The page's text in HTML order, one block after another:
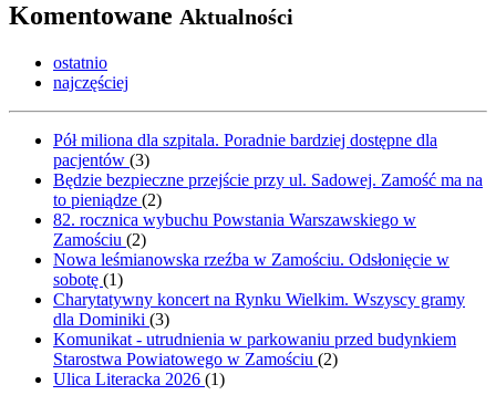
Komentowane Aktualności
ostatnio
najczęściej
Pół miliona dla szpitala. Poradnie bardziej dostępne dla
pacjentów (3)
Będzie bezpieczne przejście przy ul. Sadowej. Zamość ma na
to pieniądze (2)
82. rocznica wybuchu Powstania Warszawskiego w
Zamościu (2)
Nowa leśmianowska rzeźba w Zamościu. Odsłonięcie w
sobotę (1)
Charytatywny koncert na Rynku Wielkim. Wszyscy gramy
dla Dominiki (3)
Komunikat - utrudnienia w parkowaniu przed budynkiem
Starostwa Powiatowego w Zamościu (2)
Ulica Literacka 2026 (1)